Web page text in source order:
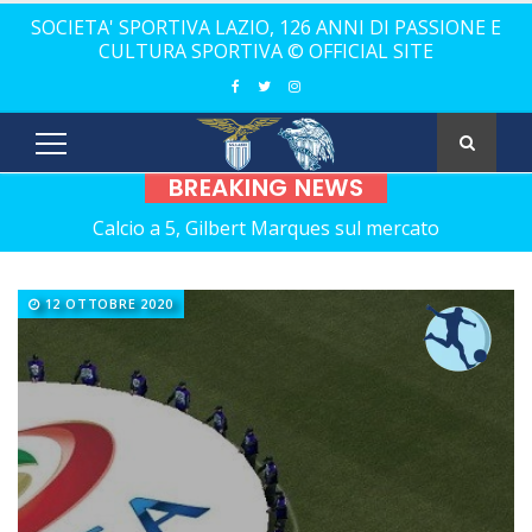
SOCIETA' SPORTIVA LAZIO, 126 ANNI DI PASSIONE E
CULTURA SPORTIVA © OFFICIAL SITE
BREAKING NEWS
Calcio a 5, Gilbert Marques sul mercato
Calcio a 5: Barca e Conticelli, il canto libero della Lazio!
La Lazio completa la squadra con Grasso
Rugby, il 18 ottobre debutto a Catania
Calcio a 5 femminile, ecco le 11 rivali della Lazio
21 anni senza Bomber Fiorini: nostalgia!
12 OTTOBRE 2020